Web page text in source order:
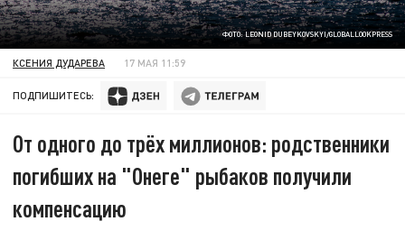
ФОТО: LEONID DUBEYKOVSKYI/GLOBALLOOKPRESS
КСЕНИЯ ДУДАРЕВА 17 МАЯ 11:59
ПОДПИШИТЕСЬ:
От одного до трёх миллионов: родственники
погибших на "Онеге" рыбаков получили
компенсацию